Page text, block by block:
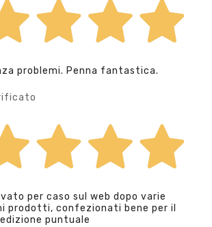
problemi. Penna fantastica.
per caso sul web dopo varie
prodotti, confezionati bene per il
puntuale